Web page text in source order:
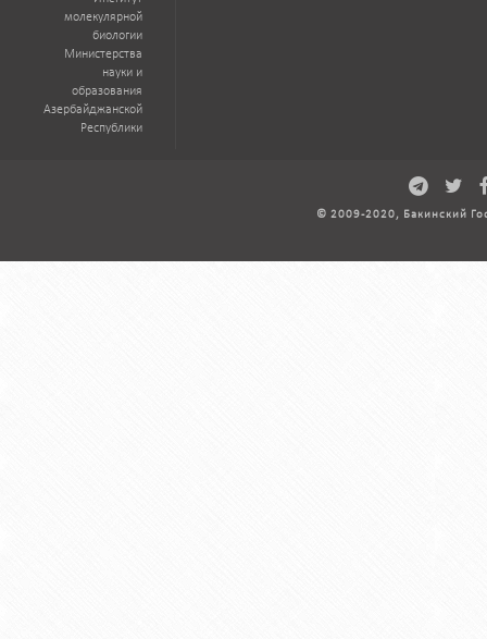
молекулярной
биологии
Министерства
науки и
образования
Азербайджанской
Республики
© 2009-2020, Бакинский